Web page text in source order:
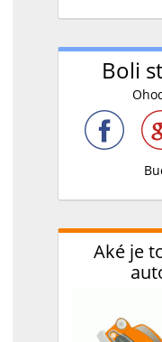
Boli
Aké je